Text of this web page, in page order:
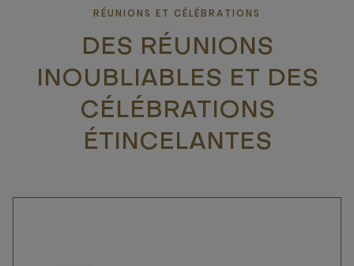
RÉUNIONS ET CÉLÉBRATIONS
DES RÉUNIONS
INOUBLIABLES ET DES
CÉLÉBRATIONS
ÉTINCELANTES